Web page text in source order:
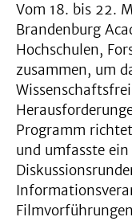
Vom 18. bis 22.
Brandenburg
Hochschulen,
zusammen, um
Programm
und umfasste